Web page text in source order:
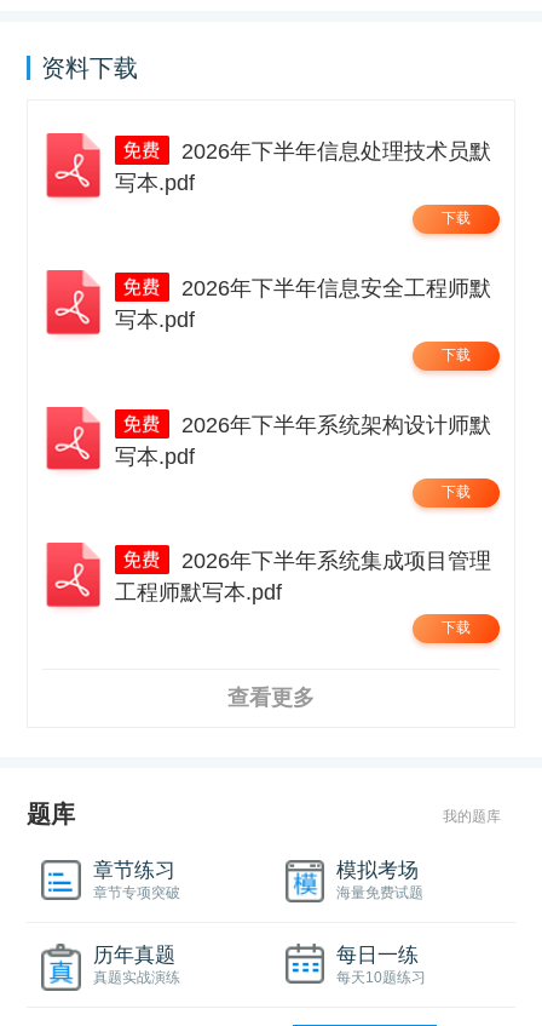
资料下载
写本.pdf
下载
写本.pdf
下载
写本.pdf
下载
工程师默写本.pdf
下载
查看更多
题库 我的题库
章节练习
章节专项突破
模拟考场
海量免费试题
历年真题
真题实战演练
每日一练
每天10题练习